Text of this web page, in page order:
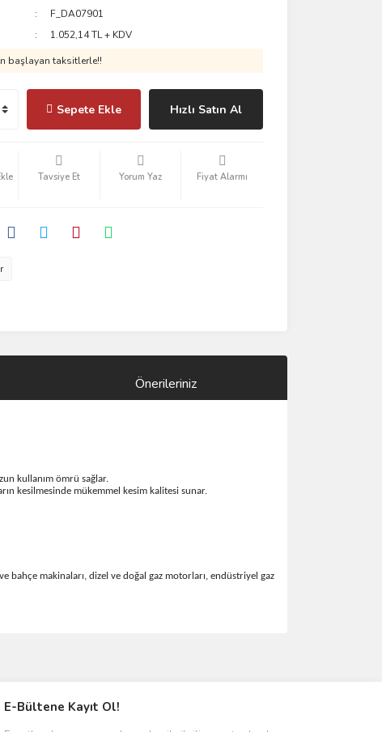
F_DA07901
1.052,14 TL + KDV
başlayan taksitlerle!!
Sepete Ekle Hızlı Satın Al
Tavsiye Et Yorum Yaz Fiyat Alarmı
Önerileriniz
kullanım ömrü sağlar.
kesilmesinde mükemmel kesim kalitesi sunar.
bahçe makinaları, dizel ve doğal gaz motorları, endüstriyel gaz
E-Bültene Kayıt Ol!